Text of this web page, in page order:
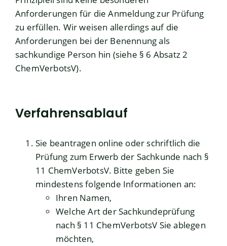
Anforderungen für die Anmeldung zur Prüfung
zu erfüllen. Wir weisen allerdings auf die
Anforderungen bei der Benennung als
sachkundige Person hin (siehe § 6 Absatz 2
ChemVerbotsV).
Verfahrensablauf
Sie beantragen online oder schriftlich die
Prüfung zum Erwerb der Sachkunde nach §
11 ChemVerbotsV. Bitte geben Sie
mindestens folgende Informationen an:
Ihren Namen,
Welche Art der Sachkundeprüfung
nach § 11 ChemVerbotsV Sie ablegen
möchten,